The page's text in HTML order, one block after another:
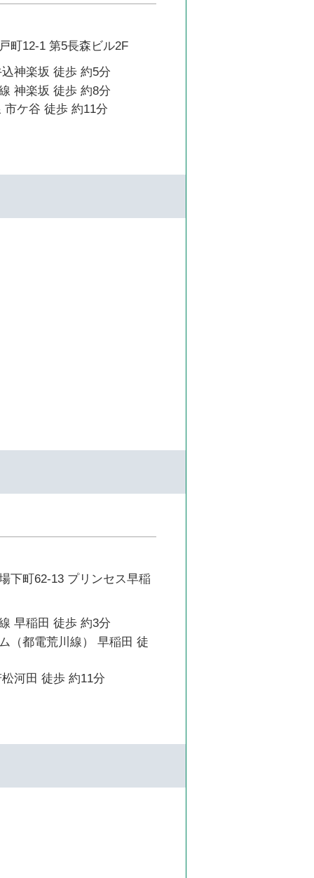
町12-1 第5長森ビル2F
神楽坂 徒歩 約5分
神楽坂 徒歩 約8分
市ケ谷 徒歩 約11分
下町62-13 プリンセス早稲
早稲田 徒歩 約3分
（都電荒川線） 早稲田 徒
河田 徒歩 約11分